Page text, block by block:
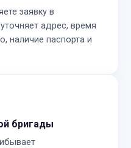
заявку в
адрес, время
наличие паспорта и
бригады